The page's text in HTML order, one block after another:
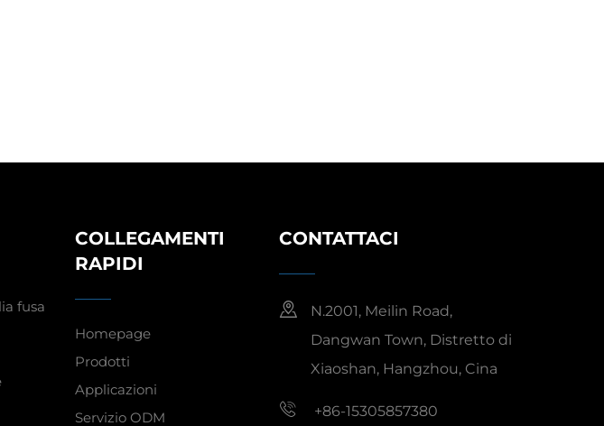
fusa
COLLEGAMENTI
RAPIDI
Homepage
Prodotti
Applicazioni
Servizio ODM
CONTATTACI
N.2001, Meilin Road,
Dangwan Town, Distretto di
Xiaoshan, Hangzhou, Cina
+86-15305857380